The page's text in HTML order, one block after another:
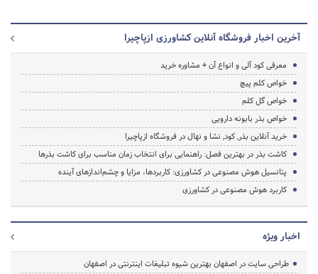
آخرین اخبار فروشگاه آنلاین کشاورزی ازپاچیرا
معرفی کود آلی و انواع آن + مشاوره خرید
خواص کلم پیچ
خواص گل کلم
خواص بذر بابونه دارویی
خرید آنلاین بذر, کود, نشا و نهال در فروشگاه ازپاچیرا
کاشت بذر در بهترین فصل: راهنمایی برای انتخاب زمان مناسب برای کاشت بذرها
پتانسیل هوش مصنوعی در کشاورزی: کاربردها، مزایا و چشم‌اندازهای آینده
کاربرد هوش مصنوعی در کشاورزی
اخبار ویژه
طراحی سایت در اصفهان بهترین شیوه تبلیغات اینترنتی در اصفهان